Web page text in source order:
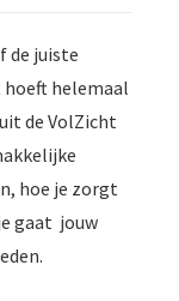
de juiste
hoeft helemaal
de VolZicht
hoe je zorgt
gaat jouw